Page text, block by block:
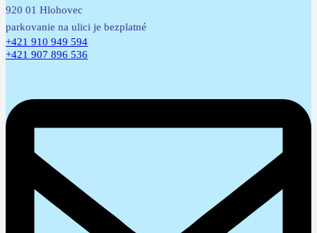
920 01 Hlohovec
parkovanie na ulici je bezplatné
+421 910 949 594
+421 907 896 536